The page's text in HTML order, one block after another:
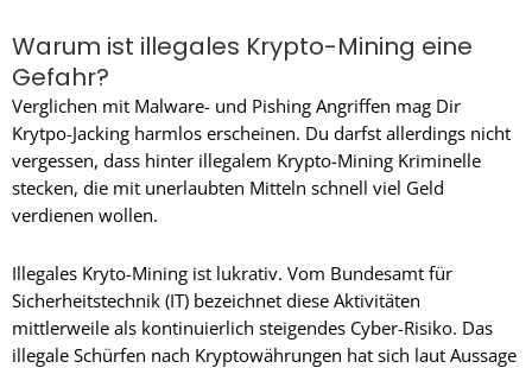
Warum ist illegales Krypto-Mining eine
Gefahr?
Verglichen mit Malware- und Pishing Angriffen mag Dir
Krytpo-Jacking harmlos erscheinen. Du darfst allerdings nicht
vergessen, dass hinter illegalem Krypto-Mining Kriminelle
stecken, die mit unerlaubten Mitteln schnell viel Geld
verdienen wollen.
Illegales Kryto-Mining ist lukrativ. Vom Bundesamt für
Sicherheitstechnik (IT) bezeichnet diese Aktivitäten
mittlerweile als kontinuierlich steigendes Cyber-Risiko. Das
illegale Schürfen nach Kryptowährungen hat sich laut Aussage